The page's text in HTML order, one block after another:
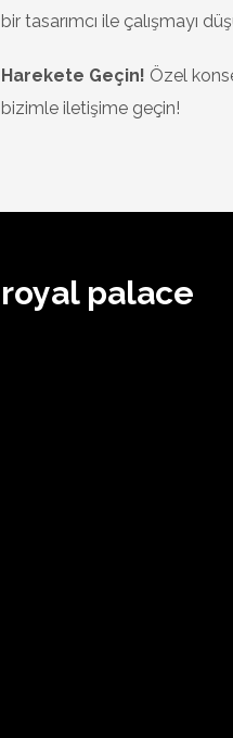
bir tasarımcı ile çalışmayı
Harekete Geçin! Özel
bizimle iletişime geçin!
royal palace